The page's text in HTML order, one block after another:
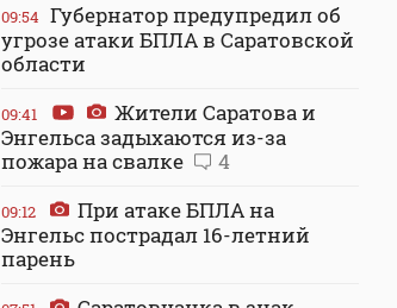
09:54 Губернатор предупредил об
угрозе атаки БПЛА в Саратовской
области
09:41
Жители Саратова и
Энгельса задыхаются из-за
пожара на свалке
4
09:12
При атаке БПЛА на
Энгельс пострадал 16-летний
парень